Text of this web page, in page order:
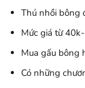
Thú nhồi bông
Mức giá từ
Mua gấu bông
Có những